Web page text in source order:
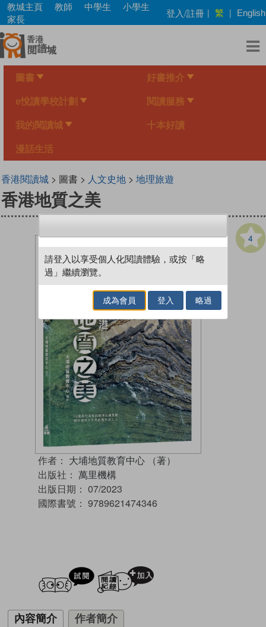
Skip
main
content
教城主頁 教師 中學生
小學生
家長
登入/註冊 | 繁 | English
圖書 好書推介
e悅讀學校計劃 閱讀服務
我的閱讀城 十本好讀
漫話生活
香港閱讀城> 圖書 > 人文史地> 地理旅遊
香港地質之美
4
作者： 大埔地質教育中心 （著）
出版社： 萬里機構
出版日期： 07/2023
國際書號： 9789621474346
試閲
內容簡介 作者簡介
請登入以享受個人化閱讀體驗，或按「略
過」繼續瀏覽。
成為會員 登入 略過